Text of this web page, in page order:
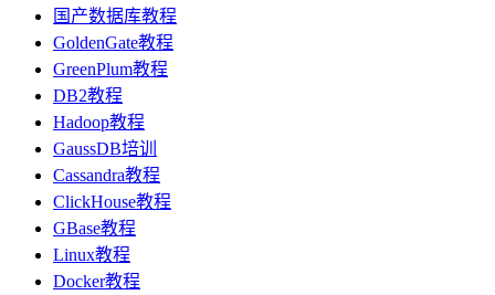
国产数据库教程
GoldenGate教程
GreenPlum教程
DB2教程
Hadoop教程
GaussDB培训
Cassandra教程
ClickHouse教程
GBase教程
Linux教程
Docker教程